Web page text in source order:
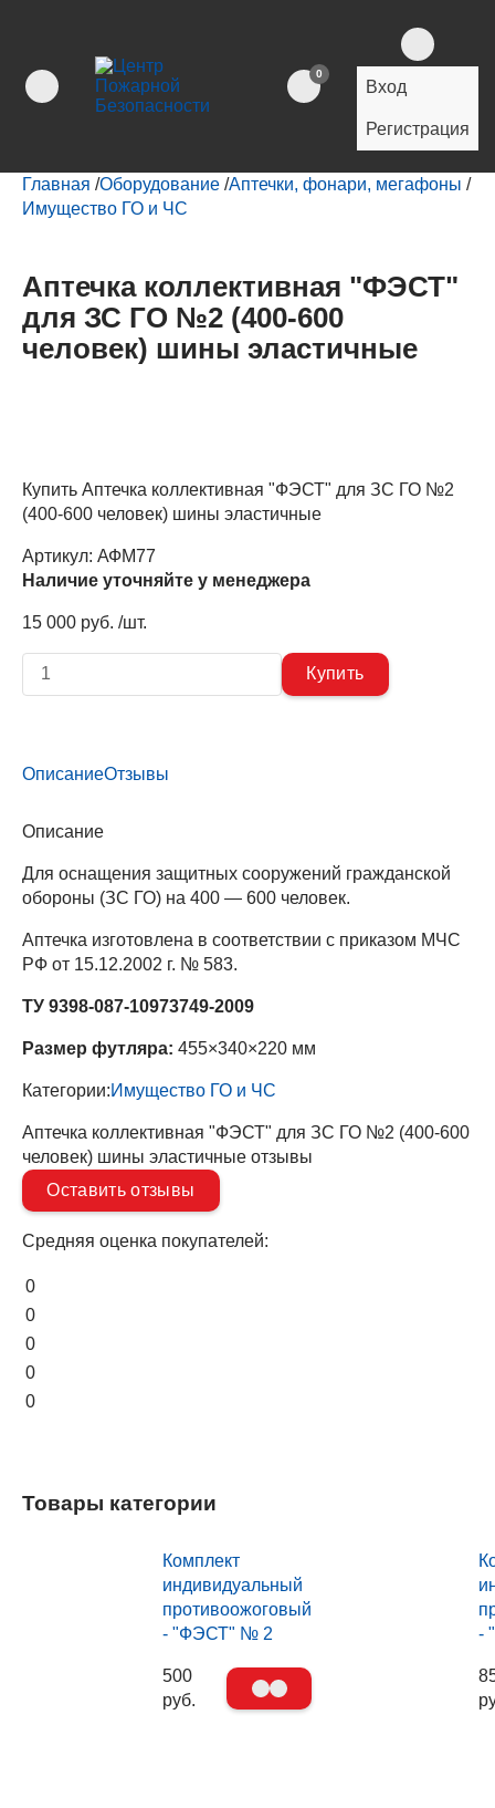
0
Вход
Регистрация
Главная /Оборудование /Аптечки, фонари, мегафоны /
Имущество ГО и ЧС
Аптечка коллективная "ФЭСТ"
для ЗС ГО №2 (400-600
человек) шины эластичные
Купить Аптечка коллективная "ФЭСТ" для ЗС ГО №2
(400-600 человек) шины эластичные
Артикул: АФМ77
Наличие уточняйте у менеджера
15 000 руб. /шт.
ОписаниеОтзывы
Описание
Для оснащения защитных сooружений гражданской
обороны (ЗС ГО) на 400 — 600 человек.
Аптечка изготовлена в соответствии с приказом МЧС
РФ от 15.12.2002 г. № 583.
ТУ 9398-087-10973749-2009
Размер футляра: 455×340×220 мм
Категории:Имущество ГО и ЧС
Аптечка коллективная "ФЭСТ" для ЗС ГО №2 (400-600
человек) шины эластичные отзывы
Оставить отзывы
Средняя оценка покупателей:
0
0
0
0
0
Товары категории
Комплект
индивидуальный
противоожоговый
- "ФЭСТ" № 2
500
руб.
-